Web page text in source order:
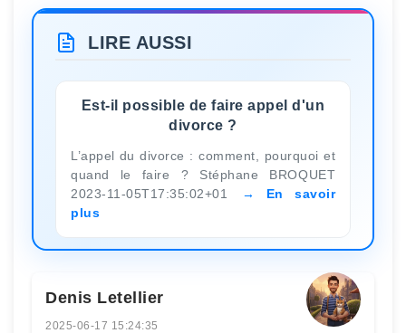
LIRE AUSSI
Est-il possible de faire appel d'un
divorce ?
L’appel du divorce : comment, pourquoi et
quand le faire ? Stéphane BROQUET
2023-11-05T17:35:02+01
En savoir
plus
Denis Letellier
2025-06-17 15:24:35